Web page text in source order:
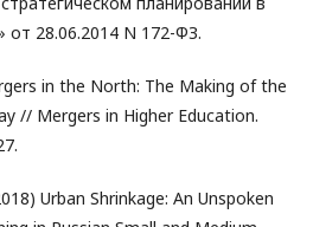
от 28.06.2014 N 172-ФЗ.
in the North: The Making of the
// Mergers in Higher Education.
Urban Shrinkage: An Unspoken